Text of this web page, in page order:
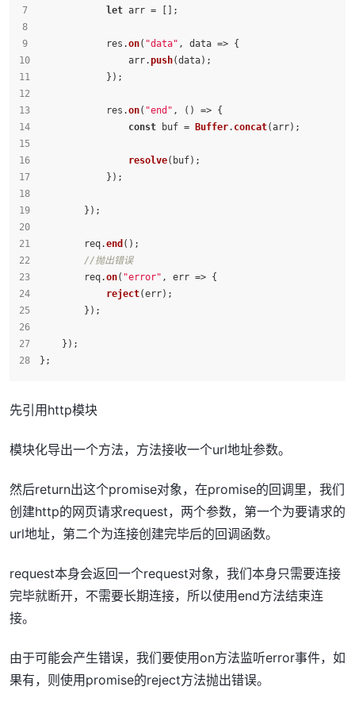
let arr = [];
            res.
on( "data" , data => {
                arr.
push(data);
            });
            res.
on( "end" , () => {
const buf = Buffer. concat(arr);
resolve(buf);
            });
        });
        req.
end ();
//抛出错误
        req.
on( "error" , err => {
reject(err);
        });
    });
};
先引用http模块
模块化导出一个方法，方法接收一个url地址参数。
然后return出这个promise对象，在promise的回调里，我们
创建http的网页请求request，两个参数，第一个为要请求的
url地址，第二个为连接创建完毕后的回调函数。
request本身会返回一个request对象，我们本身只需要连接
完毕就断开，不需要长期连接，所以使用end方法结束连
接。
由于可能会产生错误，我们要使用on方法监听error事件，如
果有，则使用promise的reject方法抛出错误。